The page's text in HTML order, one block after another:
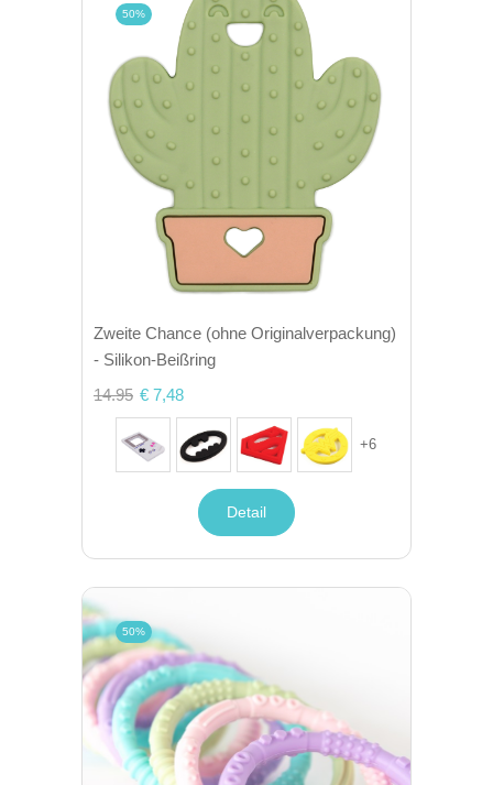
50%
Zweite Chance (ohne Originalverpackung)
- Silikon-Beißring
14.95 € 7,48
+6
Detail
50%